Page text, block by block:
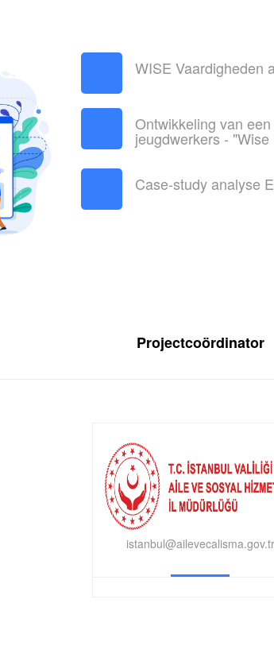
WISE Vaardigheden
Ontwikkeling van
jeugdwerkers - "Wise
Case-study analyse
Projectcoördinator
istanbul@ailevecalisma.gov.tr